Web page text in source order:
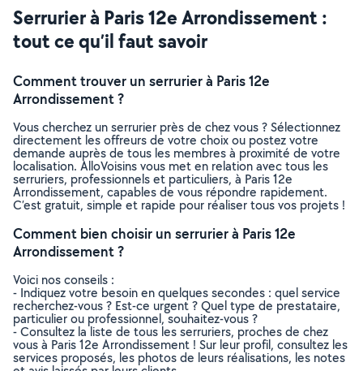
Serrurier à Paris 12e Arrondissement :
tout ce qu’il faut savoir
Comment trouver un serrurier à Paris 12e
Arrondissement ?
Vous cherchez un serrurier près de chez vous ? Sélectionnez
directement les offreurs de votre choix ou postez votre
demande auprès de tous les membres à proximité de votre
localisation. AlloVoisins vous met en relation avec tous les
serruriers, professionnels et particuliers, à Paris 12e
Arrondissement, capables de vous répondre rapidement.
C’est gratuit, simple et rapide pour réaliser tous vos projets !
Comment bien choisir un serrurier à Paris 12e
Arrondissement ?
Voici nos conseils :
- Indiquez votre besoin en quelques secondes : quel service
recherchez-vous ? Est-ce urgent ? Quel type de prestataire,
particulier ou professionnel, souhaitez-vous ?
- Consultez la liste de tous les serruriers, proches de chez
vous à Paris 12e Arrondissement ! Sur leur profil, consultez les
services proposés, les photos de leurs réalisations, les notes